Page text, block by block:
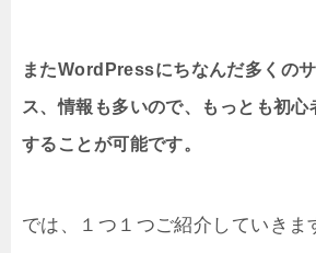
またWordPressにちなんだ多くの
ス、情報も多いので、もっとも初心
することが可能です。
では、１つ１つご紹介していきま